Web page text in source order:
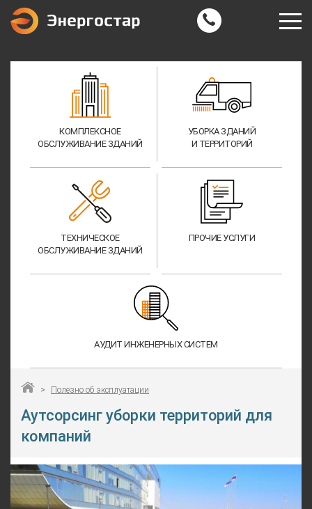
КОМПЛЕКСНОЕ
ОБСЛУЖИВАНИЕ ЗДАНИЙ
УБОРКА ЗДАНИЙ
И ТЕРРИТОРИЙ
ТЕХНИЧЕСКОЕ
ОБСЛУЖИВАНИЕ ЗДАНИЙ
ПРОЧИЕ УСЛУГИ
АУДИТ ИНЖЕНЕРНЫХ СИСТЕМ
> Полезно об эксплуатации
Аутсорсинг уборки территорий для
компаний